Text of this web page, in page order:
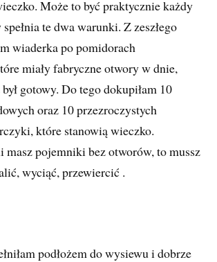
Może to być praktycznie każdy
te dwa warunki. Z zeszłego
wiaderka po pomidorach
miały fabryczne otwory w dnie,
gotowy. Do tego dokupiłam 10
oraz 10 przezroczystych
które stanowią wieczko.
masz pojemniki bez otworów, to mussz
wyciąć, przewiercić .
podłożem do wysiewu i dobrze